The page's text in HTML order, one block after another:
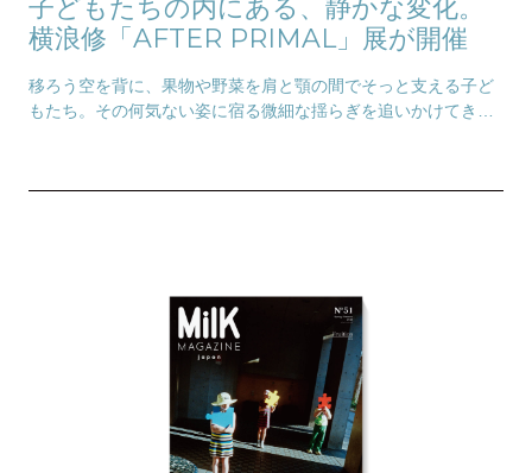
子どもたちの内にある、静かな変化。
横浪修「AFTER PRIMAL」展が開催
移ろう空を背に、果物や野菜を肩と顎の間でそっと支える子ど
もたち。その何気ない姿に宿る微細な揺らぎを追いかけてきた